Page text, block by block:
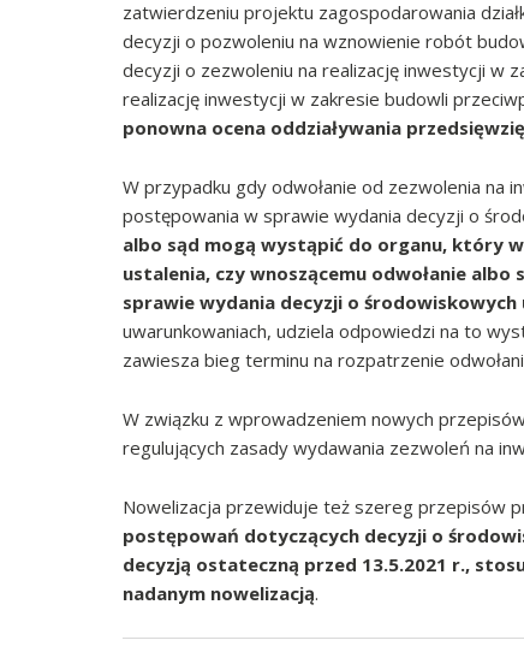
zatwierdzeniu projektu zagospodarowania
decyzji o pozwoleniu na wznowienie robót
decyzji o zezwoleniu na realizację inwestycji w
realizację inwestycji w zakresie budowli
ponowna ocena oddziaływania
W przypadku gdy odwołanie od zezwolenia na
postępowania w sprawie wydania decyzji o
albo sąd mogą wystąpić do organu, który
ustalenia, czy wnoszącemu odwołanie
sprawie wydania decyzji o środowiskowych
uwarunkowaniach, udziela odpowiedzi na to
zawiesza bieg terminu na rozpatrzenie
W związku z wprowadzeniem nowych
regulujących zasady wydawania zezwoleń na
Nowelizacja przewiduje też szereg przepisów
postępowań dotyczących decyzji o
decyzją ostateczną przed 13.5.2021 r.,
nadanym nowelizacją.